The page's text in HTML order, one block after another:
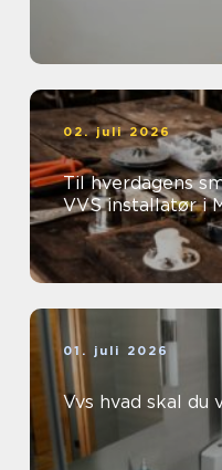
02. juli 2026
Til hverdagens
VVS installatør i
01. juli 2026
Vvs hvad skal